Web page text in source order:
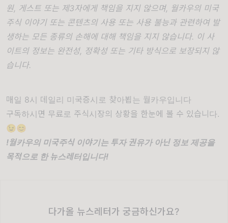
원, 게스트 또는 제3자에게 책임을 지지 않으며, 월카우의 미국
주식 이야기 또는 콘텐츠의 사용 또는 사용 불능과 관련하여 발
생하는 모든 종류의 손해에 대해 책임을 지지 않습니다. 이 사
이트의 정보는 완전성, 정확성 또는 기타 방식으로 보장되지 않
습니다.
매일 8시 데일리 미국증시로 찾아뵙는 월카우입니다
구독하시면 무료로 주식시장의 상황을 한눈에 볼 수 있습니다.
😉😊
!월카우의 미국주식 이야기는 투자 권유가 아닌 정보 제공을
목적으로 한 뉴스레터입니다!
다가올 뉴스레터가 궁금하신가요?